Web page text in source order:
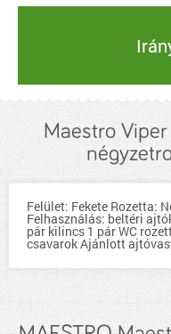
Maestro
Felület: Fekete Rozetta:
Felhasználás: beltéri
pár kilincs 1 pár WC
csavarok Ajánlott